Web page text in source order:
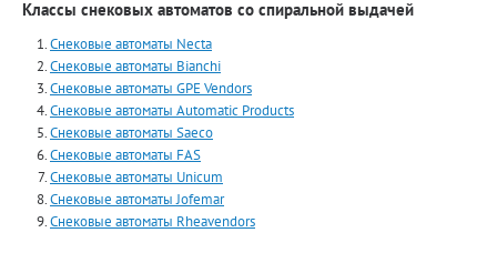
Классы снековых автоматов со спиральной выдачей
Снековые автоматы Necta
Снековые автоматы Bianchi
Снековые автоматы GPE Vendors
Снековые автоматы Automatiс Products
Снековые автоматы Saeco
Снековые автоматы FAS
Снековые автоматы Unicum
Снековые автоматы Jofemar
Снековые автоматы Rheavendors